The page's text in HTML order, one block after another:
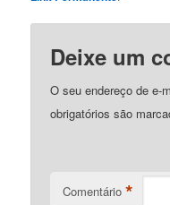
Deixe um
O seu endereço de e-
obrigatórios são
Comentário *